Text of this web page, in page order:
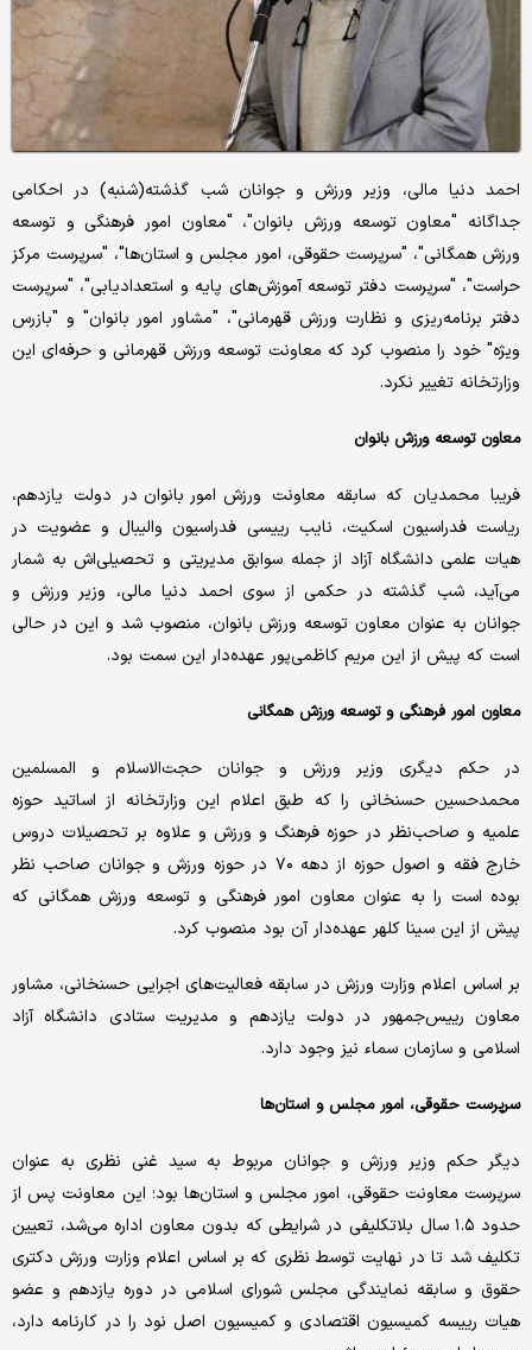
احمد دنیا مالی، وزیر ورزش و جوانان شب گذشته(شنبه) در احکامی
جداگانه "معاون توسعه ورزش بانوان"، "معاون امور فرهنگی و توسعه
ورزش همگانی"، "سرپرست حقوقی، امور مجلس و استان‌ها"، "سرپرست مرکز
حراست"، "سرپرست دفتر توسعه آموزش‌های پایه و استعدادیابی"، "سرپرست
دفتر برنامه‌ریزی و نظارت ورزش قهرمانی"، "مشاور امور بانوان" و "بازرس
ویژه" خود را منصوب کرد که معاونت توسعه ورزش قهرمانی و حرفه‌ای این
وزارتخانه تغییر نکرد.
معاون توسعه ورزش بانوان
فریبا محمدیان که سابقه معاونت ورزش امور بانوان در دولت یازدهم،
ریاست فدراسیون اسکیت، نایب رییسی فدراسیون والیبال و عضویت در
هیات علمی دانشگاه آزاد از جمله سوابق مدیریتی و تحصیلی‌اش به شمار
می‌آید، شب گذشته در حکمی از سوی احمد دنیا مالی، وزیر ورزش و
جوانان به عنوان معاون توسعه ورزش بانوان، منصوب شد و این در حالی
است که پیش از این مریم کاظمی‌پور عهده‌دار این سمت بود.
معاون امور فرهنگی و توسعه ورزش همگانی
در حکم دیگری وزیر ورزش و جوانان حجت‌الاسلام و المسلمین
محمدحسین حسنخانی را که طبق اعلام این وزارتخانه از اساتید حوزه
علمیه و صاحب‌نظر در حوزه فرهنگ و ورزش و علاوه بر تحصیلات دروس
خارج فقه و اصول حوزه از دهه ۷۰ در حوزه ورزش و جوانان صاحب نظر
بوده است را به عنوان معاون امور فرهنگی و توسعه ورزش همگانی که
پیش از این سینا کلهر عهده‌دار آن بود منصوب کرد.
بر اساس اعلام وزارت ورزش در سابقه فعالیت‌های اجرایی حسنخانی، مشاور
معاون رییس‌جمهور در دولت یازدهم و مدیریت ستادی دانشگاه آزاد
اسلامی و سازمان سماء نیز وجود دارد.
سرپرست حقوقی، امور مجلس و استان‌ها
دیگر حکم وزیر ورزش و جوانان مربوط به سید غنی نظری به عنوان
سرپرست معاونت حقوقی، امور مجلس و استان‌ها بود؛ این معاونت پس از
حدود ۱.۵ سال بلاتکلیفی در شرایطی که بدون معاون اداره می‌شد، تعیین
تکلیف شد تا در نهایت توسط نظری که بر اساس اعلام وزارت ورزش دکتری
حقوق و سابقه نمایندگی مجلس شورای اسلامی در دوره یازدهم و عضو
هیات رییسه کمیسیون اقتصادی و کمیسیون اصل نود را در کارنامه دارد،